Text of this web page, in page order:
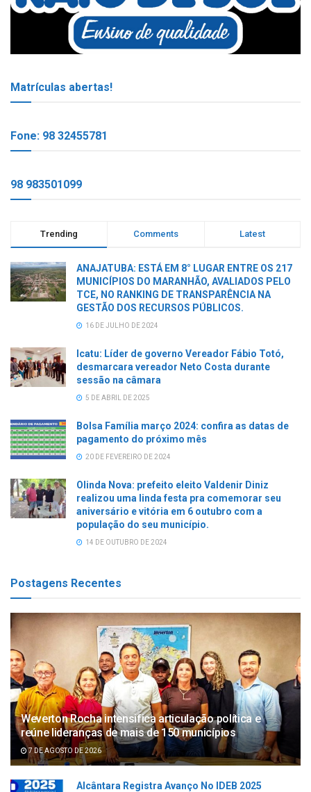
Matrículas abertas!
Fone: 98 32455781
98 983501099
Trending Comments Latest
ANAJATUBA: ESTÁ EM 8° LUGAR ENTRE OS 217
MUNICÍPIOS DO MARANHÃO, AVALIADOS PELO
TCE, NO RANKING DE TRANSPARÊNCIA NA
GESTÃO DOS RECURSOS PÚBLICOS.
16 DE JULHO DE 2024
Icatu: Líder de governo Vereador Fábio Totó,
desmarcara vereador Neto Costa durante
sessão na câmara
5 DE ABRIL DE 2025
Bolsa Família março 2024: confira as datas de
pagamento do próximo mês
20 DE FEVEREIRO DE 2024
Olinda Nova: prefeito eleito Valdenir Diniz
realizou uma linda festa pra comemorar seu
aniversário e vitória em 6 outubro com a
população do seu município.
14 DE OUTUBRO DE 2024
Postagens Recentes
Weverton Rocha intensifica articulação política e
reúne lideranças de mais de 150 municípios
7 DE AGOSTO DE 2026
Alcântara Registra Avanço No IDEB 2025